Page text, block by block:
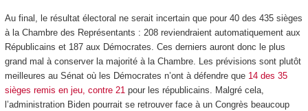
Au final, le résultat électoral ne serait incertain que pour 40 des 435 sièges
à la Chambre des Représentants : 208 reviendraient automatiquement aux
Républicains et 187 aux Démocrates. Ces derniers auront donc le plus
grand mal à conserver la majorité à la Chambre. Les prévisions sont plutôt
meilleures au Sénat où les Démocrates n’ont à défendre que 14 des 35
sièges remis en jeu, contre 21pour les républicains. Malgré cela,
l’administration Biden pourrait se retrouver face à un Congrès beaucoup